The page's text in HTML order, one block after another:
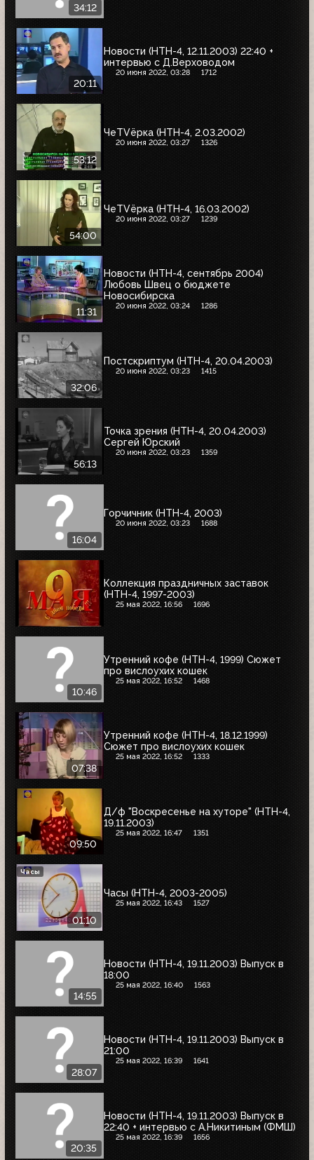
34:12
20:11
Новости (НТН-4, 12.11.2003) 22:40 +
интервью с Д.Верховодом
20 июня 2022, 03:28 1712
53:12
ЧеTVёрка (НТН-4, 2.03.2002)
20 июня 2022, 03:27 1326
54:00
ЧеTVёрка (НТН-4, 16.03.2002)
20 июня 2022, 03:27 1239
11:31
Новости (НТН-4, сентябрь 2004)
Любовь Швец о бюджете
Новосибирска
20 июня 2022, 03:24 1286
32:06
Постскриптум (НТН-4, 20.04.2003)
20 июня 2022, 03:23 1415
56:13
Точка зрения (НТН-4, 20.04.2003)
Сергей Юрский
20 июня 2022, 03:23 1359
16:04
Горчичник (НТН-4, 2003)
20 июня 2022, 03:23 1688
Коллекция праздничных заставок
(НТН-4, 1997-2003)
25 мая 2022, 16:56 1696
10:46
Утренний кофе (НТН-4, 1999) Сюжет
про вислоухих кошек
25 мая 2022, 16:52 1468
07:38
Утренний кофе (НТН-4, 18.12.1999)
Сюжет про вислоухих кошек
25 мая 2022, 16:52 1333
09:50
Д/ф "Воскресенье на хуторе" (НТН-4,
19.11.2003)
25 мая 2022, 16:47 1351
01:10
Часы (НТН-4, 2003-2005)
25 мая 2022, 16:43 1527
Часы
14:55
Новости (НТН-4, 19.11.2003) Выпуск в
18:00
25 мая 2022, 16:40 1563
28:07
Новости (НТН-4, 19.11.2003) Выпуск в
21:00
25 мая 2022, 16:39 1641
20:35
Новости (НТН-4, 19.11.2003) Выпуск в
22:40 + интервью с А.Никитиным (ФМШ)
25 мая 2022, 16:39 1656